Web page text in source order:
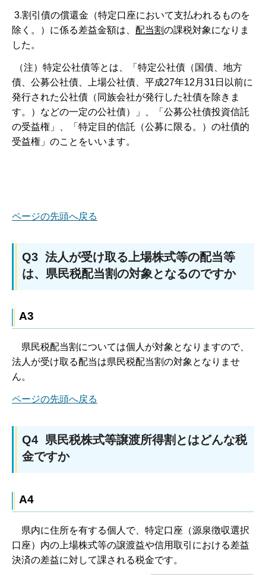
3.割引債の償還金（特定口座において支払われるものを
除く。）に係る差益金額は、 配当割の課税対象になりま
した。
（注）特定公社債等とは、「特定公社債（国債、地方
債、公募公社債、上場公社債、平成27年12月31日以前に
発行された公社債（同族会社が発行した社債を除きま
す。）などの一定の公社債）」、「公募公社債投資信託
の受益権」、「特定目的信託（公募に限る。）の社債的
受益権」のことをいいます。
ページの先頭へ戻る
Q3 法人が受け取る上場株式等の配当等
は、県民税配当割の対象となるのですか
A3
県民税配当割については個人が対象となりますので、
法人が受け取る配当は県民税配当割の対象となりませ
ん。
ページの先頭へ戻る
Q4 県民税株式等譲渡所得割とはどんな税
金ですか
A4
県内に住所を有する個人で、特定口座（源泉徴収選択
口座）内の上場株式等の譲渡益や信用取引における差益
決済の差益に対して課される税金です。